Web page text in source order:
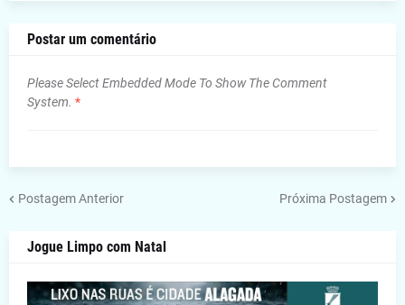
Postar um comentário
Please Select Embedded Mode To Show The Comment
System. *
Postagem Anterior Próxima Postagem
Jogue Limpo com Natal